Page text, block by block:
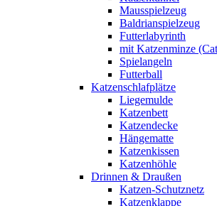
Mausspielzeug
Baldrianspielzeug
Futterlabyrinth
mit Katzenminze
Spielangeln
Futterball
Katzenschlafplätze
Liegemulde
Katzenbett
Katzendecke
Hängematte
Katzenkissen
Katzenhöhle
Drinnen & Draußen
Katzen-Schutznetz
Katzenklappe